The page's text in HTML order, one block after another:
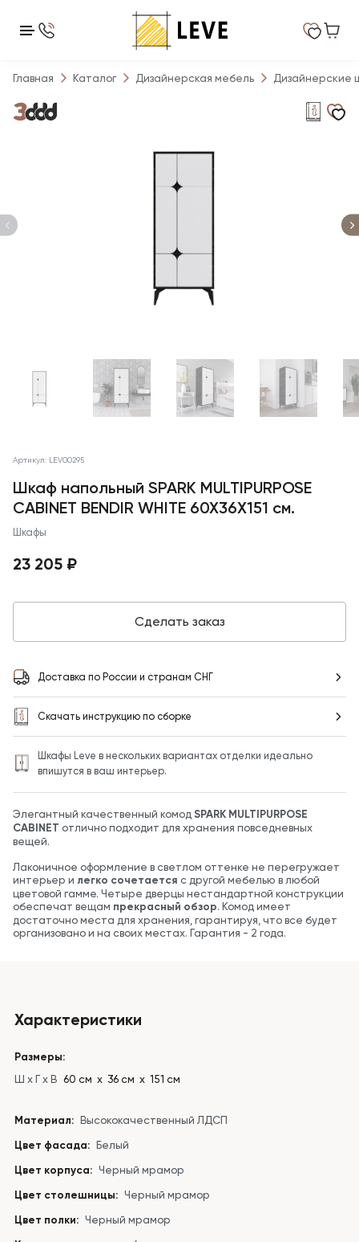
Главная Каталог Дизайнерская мебель Дизайнерские
Артикул: LEV00295
Шкаф напольный SPARK MULTIPURPOSE
CABINET BENDIR WHITE 60X36X151 см.
Шкафы
23 205 ₽
Сделать заказ
Доставка по России и странам СНГ
Скачать инструкцию по сборке
Шкафы Leve в нескольких вариантах отделки идеально
впишутся в ваш интерьер.
Элегантный качественный комод SPARK MULTIPURPOSE
CABINET отлично подходит для хранения повседневных
вещей.
Лаконичное оформление в светлом оттенке не перегружает
интерьер и легко сочетается с другой мебелью в любой
цветовой гамме. Четыре дверцы нестандартной конструкции
обеспечат вещам прекрасный обзор. Комод имеет
достаточно места для хранения, гарантируя, что все будет
организовано и на своих местах. Гарантия - 2 года.
Характеристики
Размеры:
Ш x Г x В 60 см х 36 см х 151 см
Материал: Высококачественный ЛДСП
Цвет фасада: Белый
Цвет корпуса: Черный мрамор
Цвет столешницы: Черный мрамор
Цвет полки: Черный мрамор